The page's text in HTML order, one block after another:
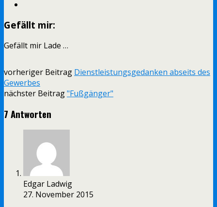
Gefällt mir:
Gefällt mir Lade …
vorheriger Beitrag Dienstleistungsgedanken abseits des
Gewerbes
nächster Beitrag"Fußgänger"
7 Antworten
Edgar Ladwig
27. November 2015